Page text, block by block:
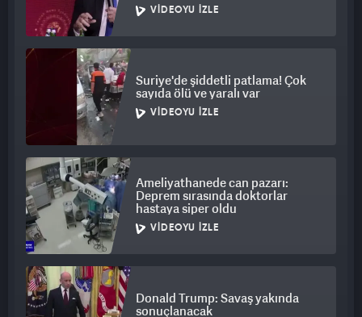
VIDEOYU İZLE
Suriye'de şiddetli patlama! Çok
sayıda ölü ve yaralı var
VIDEOYU İZLE
Ameliyathanede can pazarı:
Deprem sırasında doktorlar
hastaya siper oldu
VIDEOYU İZLE
Donald Trump: Savaş yakında
sonuçlanacak